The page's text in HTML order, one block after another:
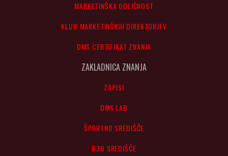
MARKETINŠKA ODLIČNOST
KLUB MARKETINŠKIH DIREKTORJEV
DMS CERTIFIKAT ZNANJA
ZAKLADNICA ZNANJA
ZAPISI
DMS LAB
ŠPORTNO SREDIŠČE
B2B SREDIŠČE